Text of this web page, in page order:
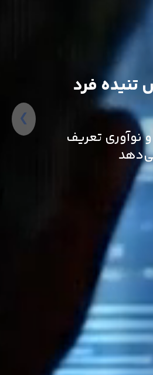
فرد
تعریف
❯